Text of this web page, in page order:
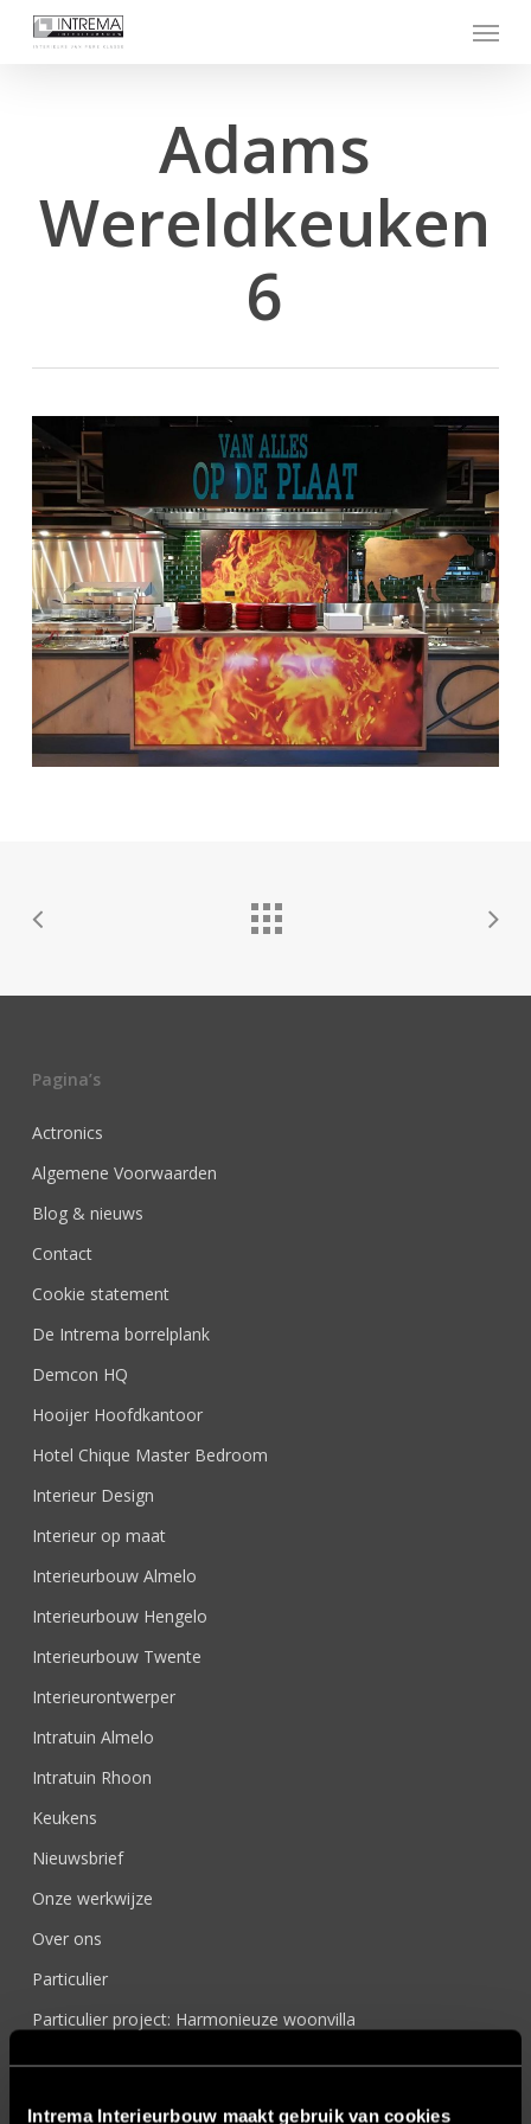
Intrema Interieurbouw maakt gebruik van cookies
Menu
Adams
Wereldkeuken
6
Pagina’s
Actronics
Algemene Voorwaarden
Blog & nieuws
Contact
Cookie statement
De Intrema borrelplank
Demcon HQ
Hooijer Hoofdkantoor
Hotel Chique Master Bedroom
Interieur Design
Interieur op maat
Interieurbouw Almelo
Interieurbouw Hengelo
Interieurbouw Twente
Interieurontwerper
Intratuin Almelo
Intratuin Rhoon
Keukens
Nieuwsbrief
Onze werkwijze
Over ons
Particulier
Particulier project: Harmonieuze woonvilla